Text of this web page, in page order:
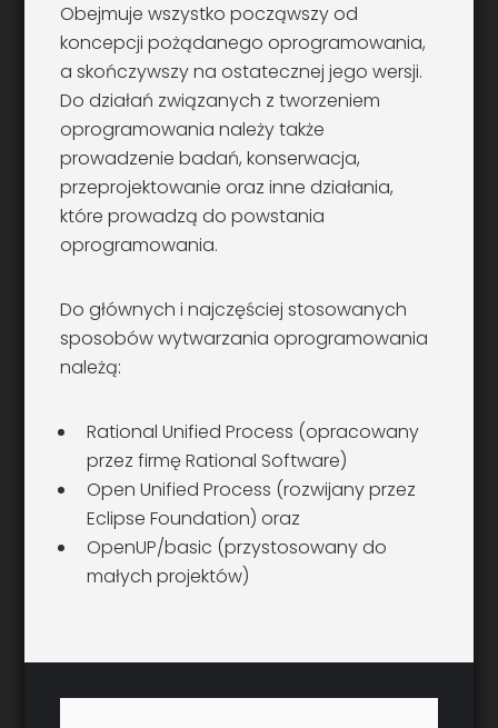
Obejmuje wszystko począwszy od
koncepcji pożądanego oprogramowania,
a skończywszy na ostatecznej jego wersji.
Do działań związanych z tworzeniem
oprogramowania należy także
prowadzenie badań, konserwacja,
przeprojektowanie oraz inne działania,
które prowadzą do powstania
oprogramowania.
Do głównych i najczęściej stosowanych
sposobów wytwarzania oprogramowania
należą:
Rational Unified Process (opracowany
przez firmę Rational Software)
Open Unified Process (rozwijany przez
Eclipse Foundation) oraz
OpenUP/basic (przystosowany do
małych projektów)